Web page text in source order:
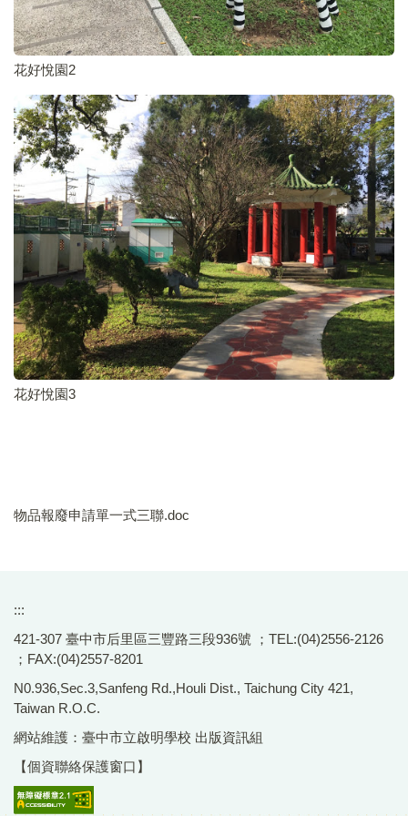
花好悅園2
花好悅園3
物品報廢申請單一式三聯.doc
:::
421-307 臺中市后里區三豐路三段936號 ；TEL:(04)2556-2126
；FAX:(04)2557-8201
N0.936,Sec.3,Sanfeng Rd.,Houli Dist., Taichung City 421,
Taiwan R.O.C.
網站維護：臺中市立啟明學校 出版資訊組
【個資聯絡保護窗口】